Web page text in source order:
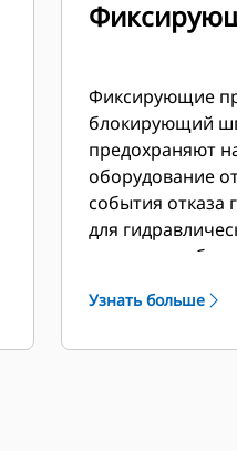
Фиксирующие
блокирующий
предохраняют
оборудование
события отказа
для
навесного
Узнать больше